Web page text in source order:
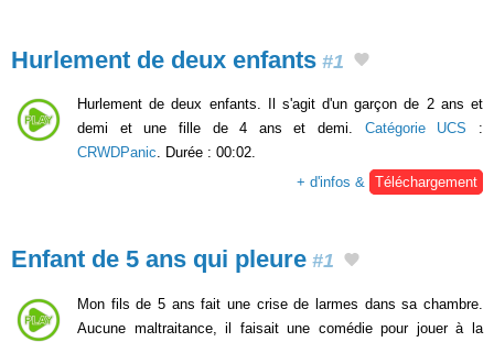
Hurlement de deux enfants #1
Hurlement de deux enfants. Il s'agit d'un garçon de 2 ans et
demi et une fille de 4 ans et demi. Catégorie UCS :
CRWDPanic. Durée : 00:02.
+ d'infos & Téléchargement
Enfant de 5 ans qui pleure #1
Mon fils de 5 ans fait une crise de larmes dans sa chambre.
Aucune maltraitance, il faisait une comédie pour jouer à la